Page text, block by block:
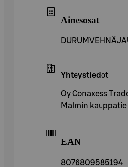
Ainesosat
Yhteystiedot
Oy Conaxess
Malmin
EAN
8076809585194